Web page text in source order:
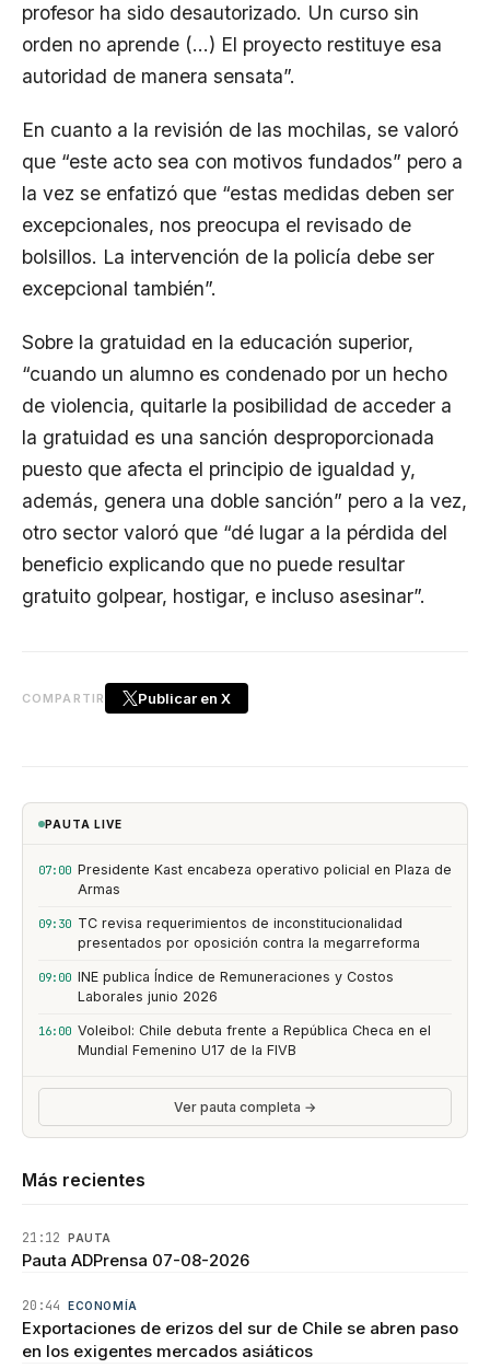
profesor ha sido desautorizado. Un curso sin
orden no aprende (…) El proyecto restituye esa
autoridad de manera sensata”.
En cuanto a la revisión de las mochilas, se valoró
que “este acto sea con motivos fundados” pero a
la vez se enfatizó que “estas medidas deben ser
excepcionales, nos preocupa el revisado de
bolsillos. La intervención de la policía debe ser
excepcional también”.
Sobre la gratuidad en la educación superior,
“cuando un alumno es condenado por un hecho
de violencia, quitarle la posibilidad de acceder a
la gratuidad es una sanción desproporcionada
puesto que afecta el principio de igualdad y,
además, genera una doble sanción” pero a la vez,
otro sector valoró que “dé lugar a la pérdida del
beneficio explicando que no puede resultar
gratuito golpear, hostigar, e incluso asesinar”.
COMPARTIR Publicar en X
PAUTA LIVE
07:00 Presidente Kast encabeza operativo policial en Plaza de
Armas
09:30 TC revisa requerimientos de inconstitucionalidad
presentados por oposición contra la megarreforma
09:00 INE publica Índice de Remuneraciones y Costos
Laborales junio 2026
16:00 Voleibol: Chile debuta frente a República Checa en el
Mundial Femenino U17 de la FIVB
Ver pauta completa →
Más recientes
21:12 PAUTA
Pauta ADPrensa 07-08-2026
20:44 ECONOMÍA
Exportaciones de erizos del sur de Chile se abren paso
en los exigentes mercados asiáticos